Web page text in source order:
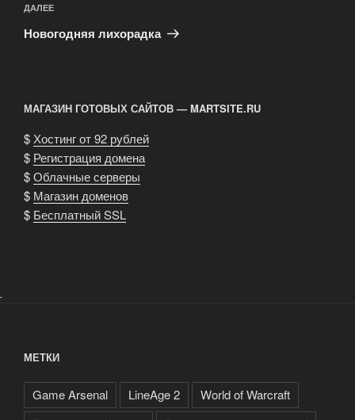
Следующая
запись
ДАЛЕЕ
Новогодняя лихорадка
МАГАЗИН ГОТОВЫХ САЙТОВ — MARTSITE.RU
$Хостинг от 92 рублей
$ Регистрация домена
$Облачные серверы
$ Магазин доменов
$ Бесплатный SSL
.
МЕТКИ
Game Arsenal LineAge 2
World of Warcraft